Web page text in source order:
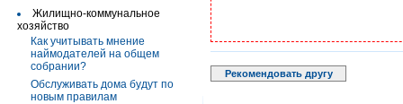
Жилищно-коммунальное
хозяйство
Как учитывать мнение
наймодателей на общем
собрании?
Обслуживать дома будут по
новым правилам
Рекомендовать другу